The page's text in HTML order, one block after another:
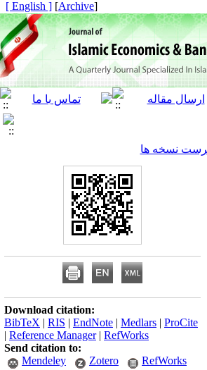
[
Archive
]
[ English ]
نسخه ها
Download citation:
BibTeX | RIS | EndNote | Medlars | ProCite
| Reference Manager| RefWorks
Send citation to:
Mendeley
Zotero RefWorks